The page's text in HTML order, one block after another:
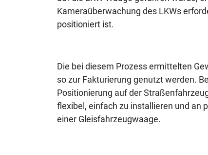
Kameraüberwachung des LKWs
positioniert ist.
Die bei diesem Prozess ermittelten
so zur Fakturierung genutzt werden.
Positionierung auf der
flexibel, einfach zu installieren und an
einer Gleisfahrzeugwaage.